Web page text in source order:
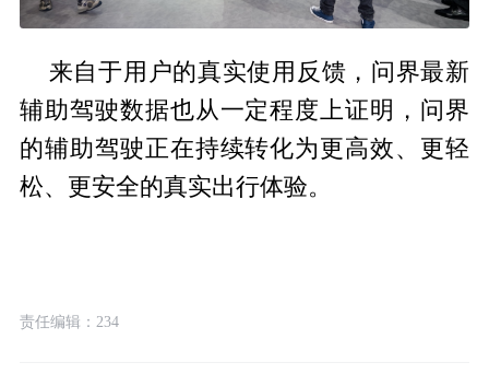
来自于用户的真实使用反馈，问界最新
辅助驾驶数据也从一定程度上证明，问界
的辅助驾驶正在持续转化为更高效、更轻
松、更安全的真实出行体验。
责任编辑：234